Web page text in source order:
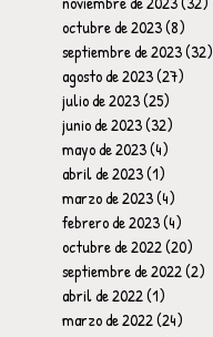
octubre de 2023(8)
septiembre de 2023(32)
agosto de 2023(27)
julio de 2023(25)
junio de 2023(32)
mayo de 2023(4)
abril de 2023(1)
marzo de 2023(4)
febrero de 2023(4)
octubre de 2022(20)
septiembre de 2022(2)
abril de 2022(1)
marzo de 2022(24)